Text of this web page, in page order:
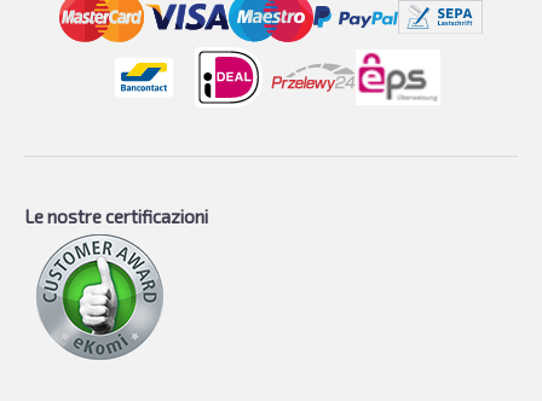
Le nostre certificazioni